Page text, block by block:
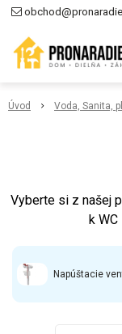
Úvod Voda, Sanita,
Vyberte si z našej
k
Napúštacie